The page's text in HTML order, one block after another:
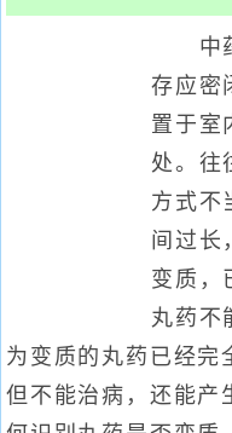
中药
存应密
置于室
处。往
方式不
间过长
变质，
丸药不
为变质的丸药已经完
但不能治病，还能产